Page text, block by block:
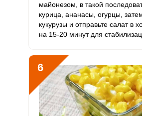
майонезом, в такой
курица, ананасы, огурцы,
кукурузы и отправьте салат в
на 15-20 минут для
6